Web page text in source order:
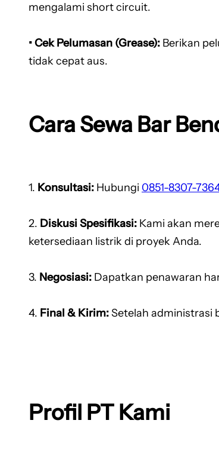
mengalami short circuit.
• Cek Pelumasan (Grease): Berikan
tidak cepat aus.
Cara Sewa Bar
1. Konsultasi: Hubungi 0851-8307-
2. Diskusi Spesifikasi: Kami akan
ketersediaan listrik di proyek Anda.
3. Negosiasi: Dapatkan penawaran
4. Final & Kirim:Setelah administrasi
Profil PT Kami